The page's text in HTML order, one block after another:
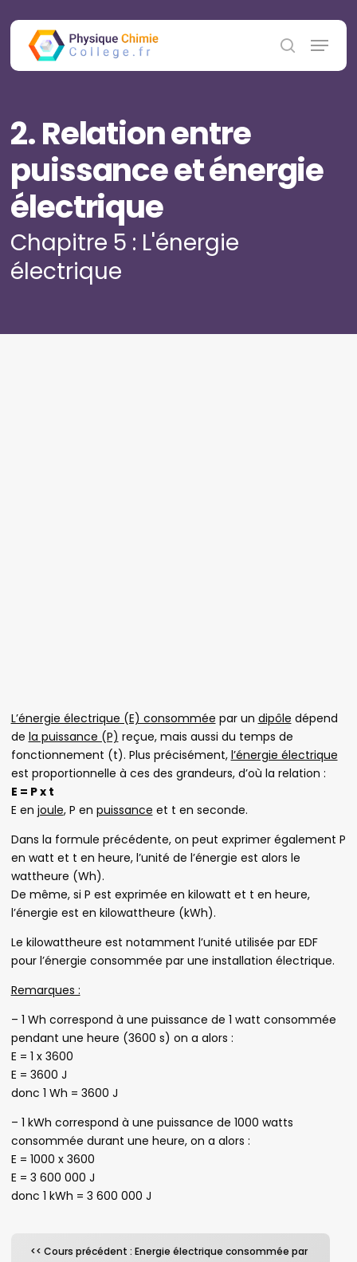
to
content
search
Menu
2. Relation entre
puissance et énergie
électrique
Chapitre 5 : L'énergie
électrique
L’énergie électrique (E) consommée par un dipôle dépend
de la puissance (P) reçue, mais aussi du temps de
fonctionnement (t). Plus précisément, l’énergie électrique
est proportionnelle à ces des grandeurs, d’où la relation :
E = P x t
E en joule, P en puissance et t en seconde.
Dans la formule précédente, on peut exprimer également P
en watt et t en heure, l’unité de l’énergie est alors le
wattheure (Wh).
De même, si P est exprimée en kilowatt et t en heure,
l’énergie est en kilowattheure (kWh).
Le kilowattheure est notamment l’unité utilisée par EDF
pour l’énergie consommée par une installation électrique.
Remarques :
– 1 Wh correspond à une puissance de 1 watt consommée
pendant une heure (3600 s) on a alors :
E = 1 x 3600
E = 3600 J
donc 1 Wh = 3600 J
– 1 kWh correspond à une puissance de 1000 watts
consommée durant une heure, on a alors :
E = 1000 x 3600
E = 3 600 000 J
donc 1 kWh = 3 600 000 J
<< Cours précédent : Energie électrique consommée par